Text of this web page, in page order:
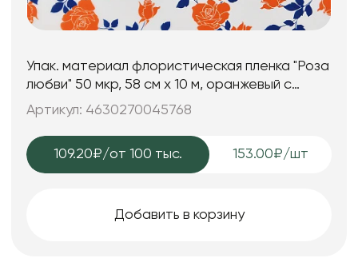
Упак. материал флористическая пленка "Роза
любви" 50 мкр, 58 см х 10 м, оранжевый с
синим
Артикул: 4630270045768
109.20₽/от 100 тыс. 153.00₽/шт
Добавить в корзину